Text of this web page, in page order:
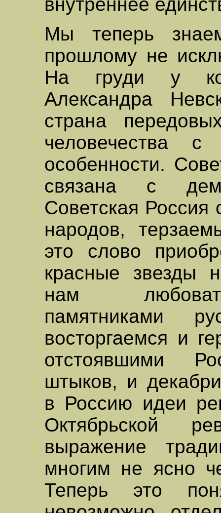
внутреннее
Мы теперь
прошлому не
На груди у
Александра
страна
человечества
особенности.
связана с
Советская Россия
народов,
это слово
красные звезды
нам
памятниками
восторгаемся и
отстоявшими
штыков, и
в Россию идеи
Октябрьской
выражение
многим не ясно
Теперь это